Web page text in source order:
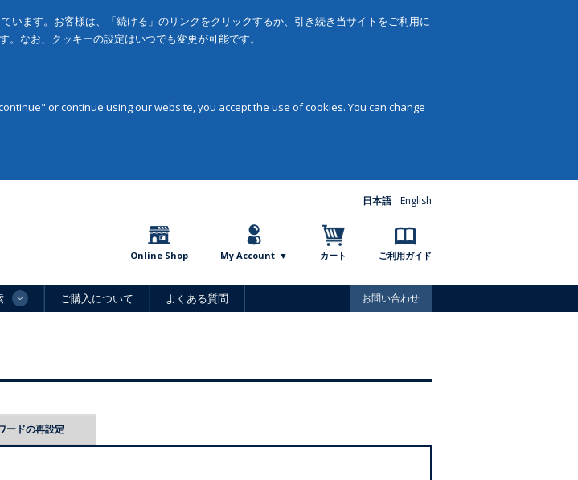
います。お客様は、「続ける」のリンクをクリックするか、引き続き当サイトをご利用に
なお、クッキーの設定はいつでも変更が可能です。
or continue using our website, you accept the use of cookies. You can change
日本語 English
Online Shop My Account カート ご利用ガイド
ご購入について よくある質問 お問い合わせ
ードの再設定